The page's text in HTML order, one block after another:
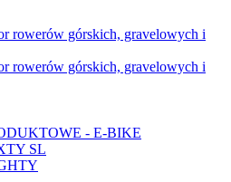
- E-BIKE
SL